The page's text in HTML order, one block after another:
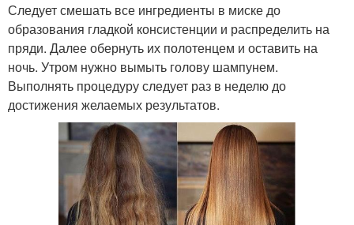
Следует смешать все ингредиенты в миске до
образования гладкой консистенции и распределить на
пряди. Далее обернуть их полотенцем и оставить на
ночь. Утром нужно вымыть голову шампунем.
Выполнять процедуру следует раз в неделю до
достижения желаемых результатов.